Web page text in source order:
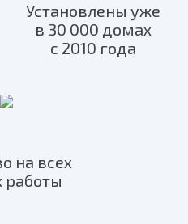
Установлены уже
в 30 000 домах
с 2010 года
на всех
работы